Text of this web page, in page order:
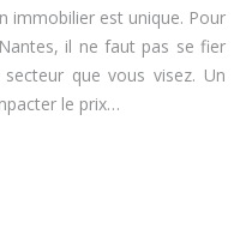
immobilier est unique. Pour
il ne faut pas se fier
que vous visez. Un
le prix…